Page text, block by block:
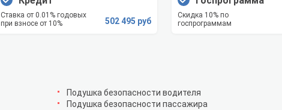
Ставка от 0.01% годовых
при взносе от 10%
502 495 руб
Скидка 10% по
госпрограммам
Подушка безопасности водителя
Подушка безопасности пассажира